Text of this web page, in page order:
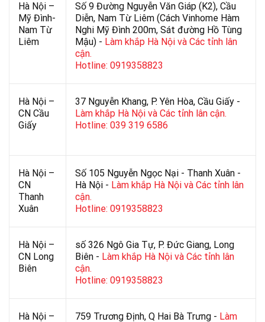
Hà Nội –
Mỹ Đình-
Nam Từ
Liêm
Số 9 Đường Nguyễn Văn Giáp (K2), Cầu
Diễn, Nam Từ Liêm (Cách Vinhome Hàm
Nghi Mỹ Đình 200m, Sát đường Hồ Tùng
Mậu) - Làm khắp Hà Nội và Các tỉnh lân
cận.
Hotline: 0919358823
Hà Nội –
CN Cầu
Giấy
37 Nguyễn Khang, P. Yên Hòa, Cầu Giấy -
Làm khắp Hà Nội và Các tỉnh lân cận.
Hotline: 039 319 6586
Hà Nội –
CN
Thanh
Xuân
Số 105 Nguyễn Ngọc Nại - Thanh Xuân -
Hà Nội - Làm khắp Hà Nội và Các tỉnh lân
cận.
Hotline: 0919358823
Hà Nội –
CN Long
Biên
số 326 Ngô Gia Tự, P. Đức Giang, Long
Biên - Làm khắp Hà Nội và Các tỉnh lân
cận.
Hotline: 0919358823
Hà Nội –
759 Trương Định, Q Hai Bà Trưng - Làm